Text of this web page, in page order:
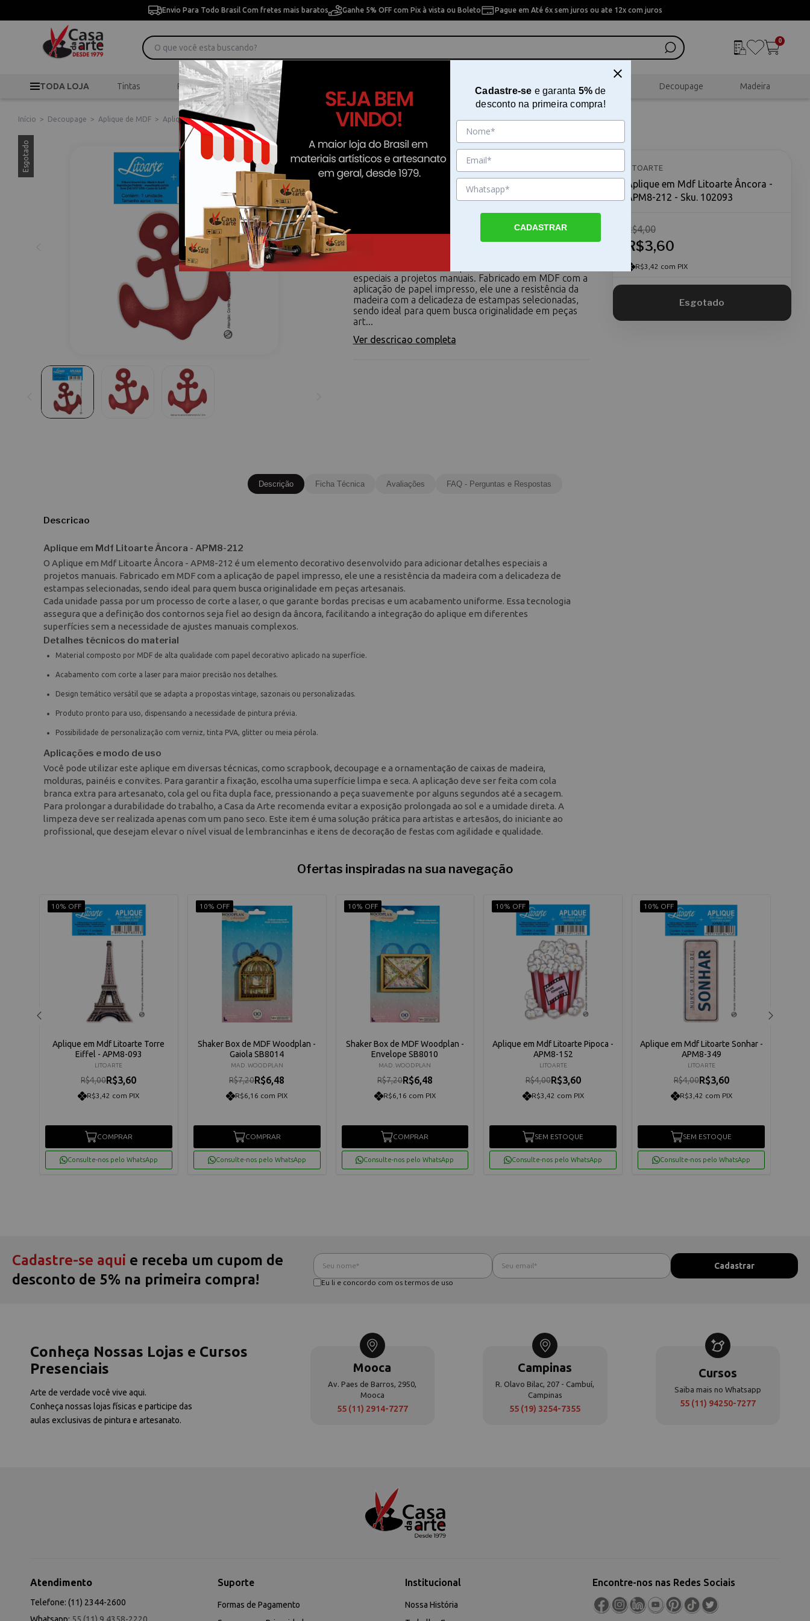
Envio Para Todo Brasil Com fretes mais baratos Ganhe 5% OFF com Pix à vista ou Boleto Pague em Até 6x sem juros ou ate 12x com juros
0
TODA LOJA Tintas Pincéis Desenho Pintura Artesanal Scrapbook Decoupage Madeira
Início > Decoupage > Aplique de MDF > Aplique em Mdf Litoarte Âncora - APM8-212
Esgotado
Aplique em Mdf Litoarte Âncora - APM8-
212
Aplique em Mdf Litoarte Âncora - APM8-212 O Aplique
especiais a projetos manuais. Fabricado em MDF com a
aplicação de papel impresso, ele une a resistência da
madeira com a delicadeza de estampas selecionadas,
sendo ideal para quem busca originalidade em peças
art...
Ver descricao completa
LITOARTE
Aplique em Mdf Litoarte Âncora -
APM8-212 - Sku. 102093
R$3,60
R$4,00
R$3,42 com PIX
Descrição Ficha Técnica Avaliações FAQ - Perguntas e Respostas
Descricao
Aplique em Mdf Litoarte Âncora - APM8-212
O Aplique em Mdf Litoarte Âncora - APM8-212 é um elemento decorativo desenvolvido para adicionar detalhes especiais a
projetos manuais. Fabricado em MDF com a aplicação de papel impresso, ele une a resistência da madeira com a delicadeza de
estampas selecionadas, sendo ideal para quem busca originalidade em peças artesanais.
Cada unidade passa por um processo de corte a laser, o que garante bordas precisas e um acabamento uniforme. Essa tecnologia
assegura que a definição dos contornos seja fiel ao design da âncora, facilitando a integração do aplique em diferentes
superfícies sem a necessidade de ajustes manuais complexos.
Detalhes técnicos do material
Material composto por MDF de alta qualidade com papel decorativo aplicado na superfície.
Acabamento com corte a laser para maior precisão nos detalhes.
Design temático versátil que se adapta a propostas vintage, sazonais ou personalizadas.
Produto pronto para uso, dispensando a necessidade de pintura prévia.
Possibilidade de personalização com verniz, tinta PVA, glitter ou meia pérola.
Aplicações e modo de uso
Você pode utilizar este aplique em diversas técnicas, como scrapbook, decoupage e a ornamentação de caixas de madeira,
molduras, painéis e convites. Para garantir a fixação, escolha uma superfície limpa e seca. A aplicação deve ser feita com cola
branca extra para artesanato, cola gel ou fita dupla face, pressionando a peça suavemente por alguns segundos até a secagem.
Para prolongar a durabilidade do trabalho, a Casa da Arte recomenda evitar a exposição prolongada ao sol e a umidade direta. A
limpeza deve ser realizada apenas com um pano seco. Este item é uma solução prática para artistas e artesãos, do iniciante ao
profissional, que desejam elevar o nível visual de lembrancinhas e itens de decoração de festas com agilidade e qualidade.
Ofertas inspiradas na sua navegação
10% OFF
Aplique em Mdf Litoarte Torre
Eiffel - APM8-093
LITOARTE
R$4,00R$3,60
R$3,42 com PIX
COMPRAR
Consulte-nos pelo WhatsApp
10% OFF
Shaker Box de MDF Woodplan -
Gaiola SB8014
MAD. WOODPLAN
R$7,20R$6,48
R$6,16 com PIX
COMPRAR
Consulte-nos pelo WhatsApp
10% OFF
Shaker Box de MDF Woodplan -
Envelope SB8010
MAD. WOODPLAN
R$7,20R$6,48
R$6,16 com PIX
COMPRAR
Consulte-nos pelo WhatsApp
10% OFF
Aplique em Mdf Litoarte Pipoca -
APM8-152
LITOARTE
R$4,00R$3,60
R$3,42 com PIX
SEM ESTOQUE
Consulte-nos pelo WhatsApp
10% OFF
Aplique em Mdf Litoarte Sonhar -
APM8-349
LITOARTE
R$4,00R$3,60
R$3,42 com PIX
SEM ESTOQUE
Consulte-nos pelo WhatsApp
Cadastre-se aqui e receba um cupom de
desconto de 5% na primeira compra!
Eu li e concordo com os termos de uso
Conheça Nossas Lojas e Cursos
Presenciais
Arte de verdade você vive aqui.
Conheça nossas lojas físicas e participe das
aulas exclusivas de pintura e artesanato.
Mooca
Av. Paes de Barros, 2950,
Mooca
55 (11) 2914-7277
Campinas
R. Olavo Bilac, 207 - Cambuí,
Campinas
55 (19) 3254-7355
Cursos
Saiba mais no Whatsapp
55 (11) 94250-7277
Atendimento
Telefone: (11) 2344-2600
Whatsapp: 55 (11) 9 4358-2220
Suporte
Formas de Pagamento
Institucional
Nossa História
Encontre-nos nas Redes Sociais
Cadastre-se e garanta 5%de
desconto na primeira compra!
CADASTRAR